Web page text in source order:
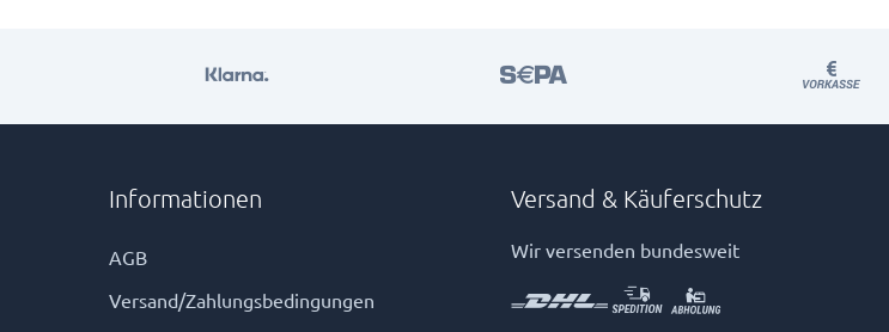
Informationen
AGB
Versand/Zahlungsbedingungen
Versand & Käuferschutz
Wir versenden bundesweit